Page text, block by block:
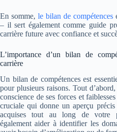
En somme, le bilan de compétences
– il sert également comme guide
carrière future avec confiance et
L’importance d’un bilan de
carrière
Un bilan de compétences est
pour plusieurs raisons. Tout
conscience de ses forces et
cruciale qui donne un aperçu
acquises tout au long de votre
également aider à identifier les